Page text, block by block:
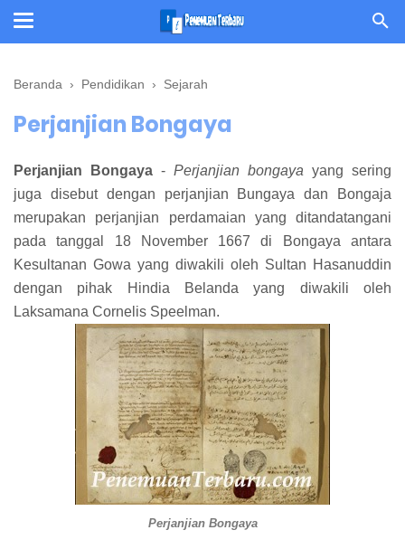
Beranda › Pendidikan › Sejarah
Perjanjian Bongaya
Perjanjian Bongaya - Perjanjian bongaya yang sering
juga disebut dengan perjanjian Bungaya dan Bongaja
merupakan perjanjian perdamaian yang ditandatangani
pada tanggal 18 November 1667 di Bongaya antara
Kesultanan Gowa yang diwakili oleh Sultan Hasanuddin
dengan pihak Hindia Belanda yang diwakili oleh
Laksamana Cornelis Speelman.
Perjanjian Bongaya